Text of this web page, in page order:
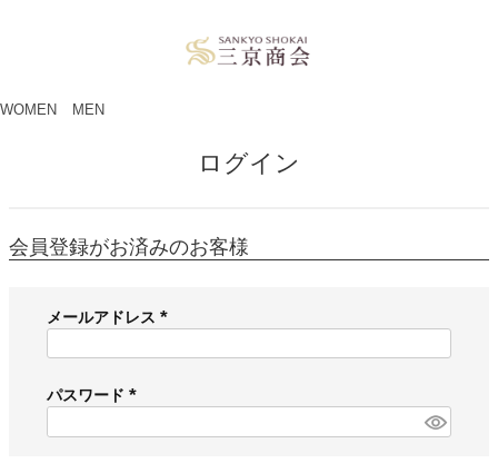
WOMEN MEN
ログイン
会員登録がお済みのお客様
メールアドレス
必
)
パスワード
必